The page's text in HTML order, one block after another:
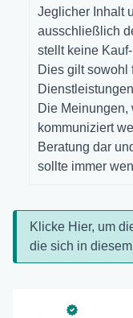
Jeglicher Inhalt
ausschließlich
stellt keine
Dies gilt sowohl
Die Meinungen,
kommuniziert
Beratung dar
sollte immer
Klicke Hier, um
die sich in